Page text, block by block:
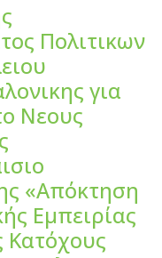
Πολιτικων
για
Νεους
«Απόκτηση
Εμπειρίας
Κατόχους